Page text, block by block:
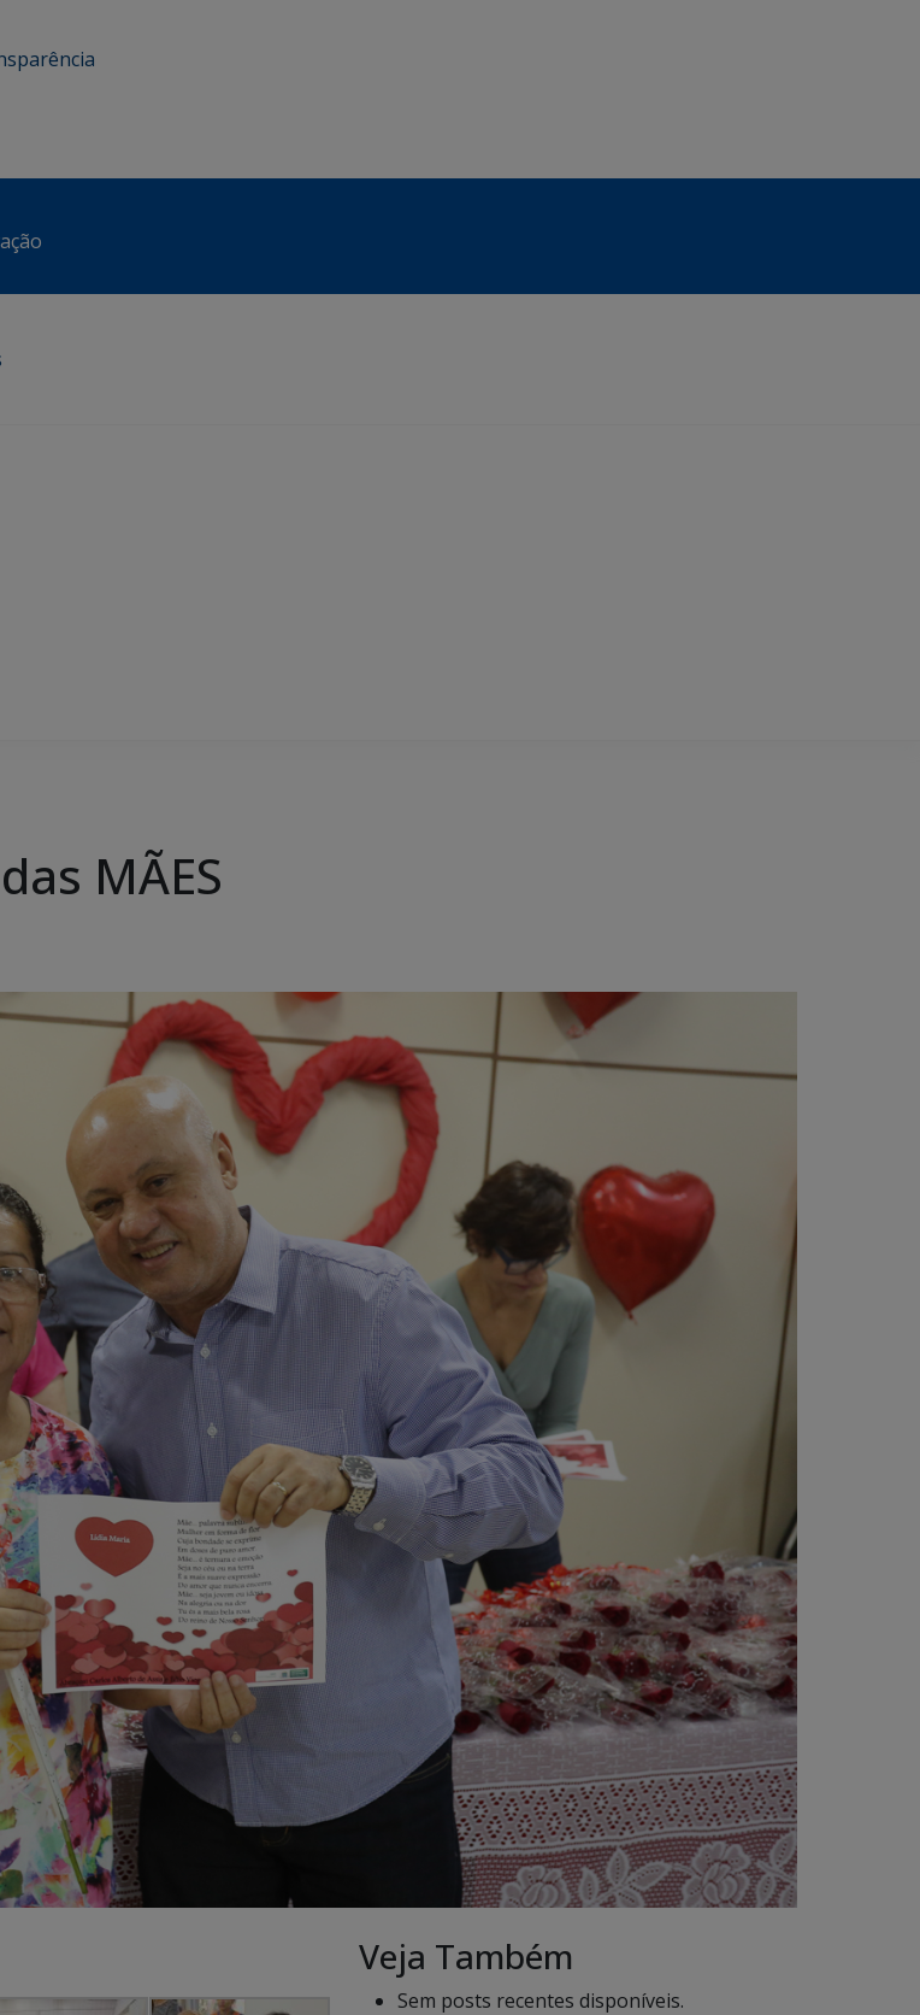
MÃES
Veja Também
Sem posts recentes disponíveis.